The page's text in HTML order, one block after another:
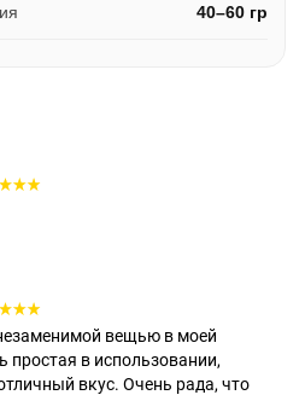
40–60 гр
вещью в моей
простая в использовании,
вкус. Очень рада, что